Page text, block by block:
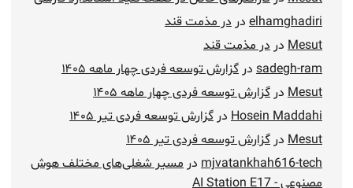
elhamghadiri در در مذمت قند
Mesut در در مذمت قند
sadegh-ram در گزارش توسعه فردی چهار ماهه ۱۴۰۵
Mesut در گزارش توسعه فردی چهار ماهه ۱۴۰۵
Hosein Maddahi در گزارش توسعه فردی تیر ۱۴۰۵
Mesut در گزارش توسعه فردی تیر ۱۴۰۵
mjvatankhah616-tech در مسیر شغلی‌های مختلف هوش
مصنوعی - AI Station E17